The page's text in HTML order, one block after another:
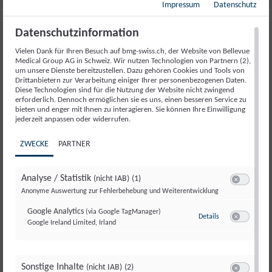
Rückenschmerzen
Multiple Sklerose
Stress
Bewegungsstörungen und Dystonie
Schwindel
Muskelschmerzen
Periphere Nerven und Polyneuropathie
Müdigkeit und Erschöpfung
Hirntumore
Neuropsychologie
ENMG – Elektroneuromyographie
Impressum Datenschutz
Datenschutzinformation
Vielen Dank für Ihren Besuch auf bmg-swiss.ch, der Website von Bellevue
Medical Group AG in Schweiz. Wir nutzen Technologien von Partnern (2),
um unsere Dienste bereitzustellen. Dazu gehören Cookies und Tools von
Drittanbietern zur Verarbeitung einiger Ihrer personenbezogenen Daten.
Diese Technologien sind für die Nutzung der Website nicht zwingend
erforderlich. Dennoch ermöglichen sie es uns, einen besseren Service zu
bieten und enger mit Ihnen zu interagieren. Sie können Ihre Einwilligung
jederzeit anpassen oder widerrufen.
ZWECKE PARTNER
Analyse / Statistik (nicht IAB) (1)
Anonyme Auswertung zur Fehlerbehebung und Weiterentwicklung
Google Analytics (via Google TagManager)
Google Ireland Limited, Irland
Detailszu Google
Sonstige Inhalte (nicht IAB) (2)